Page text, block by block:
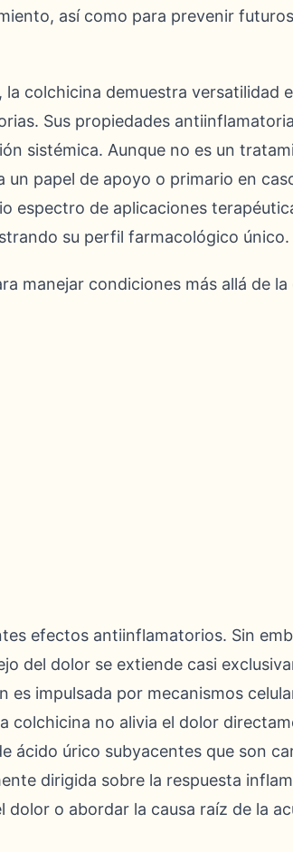
así como para prevenir
colchicina demuestra versatilidad
Sus propiedades
sistémica. Aunque no es un
papel de apoyo o primario en
espectro de aplicaciones
su perfil farmacológico único.
manejar condiciones más allá de
efectos antiinflamatorios. Sin
del dolor se extiende casi
impulsada por mecanismos
colchicina no alivia el dolor
ácido úrico subyacentes que son
dirigida sobre la respuesta
o abordar la causa raíz de la